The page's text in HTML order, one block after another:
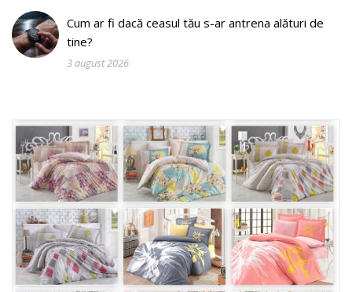
Cum ar fi dacă ceasul tău s-ar antrena alături de
tine?
3 august 2026